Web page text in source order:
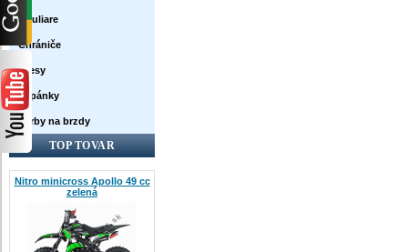
Okuliare
Chrániče
Dresy
Topánky
Farby na brzdy
TOP TOVAR
Nitro minicross Apollo 49 cc
zelená